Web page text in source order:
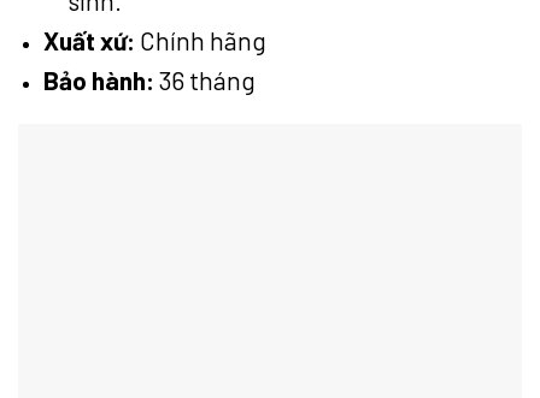
Xuất xứ: Chính hãng
Bảo hành: 36 tháng